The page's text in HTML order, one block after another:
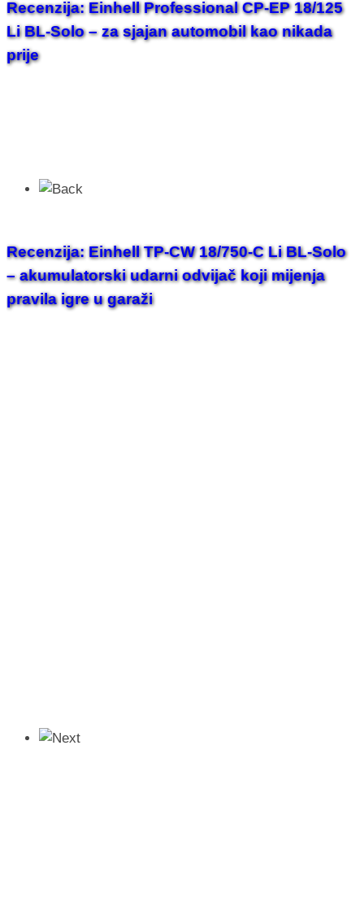
Recenzija: Einhell Professional CP-EP 18/125
Li BL-Solo – za sjajan automobil kao nikada
prije
Recenzija: Einhell TP-CW 18/750-C Li BL-Solo
– akumulatorski udarni odvijač koji mijenja
pravila igre u garaži